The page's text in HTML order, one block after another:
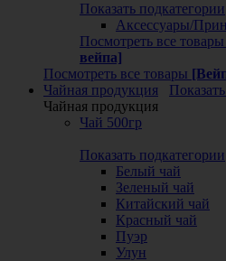
Показать подкатегории
Аксессуары/
Посмотреть все товары
вейпа]
Посмотреть все товары
Чайная продукция
Чайная продукция
Чай 500гр
Показать подкатегории
Белый чай
Зеленый чай
Китайский чай
Красный чай
Пуэр
Улун